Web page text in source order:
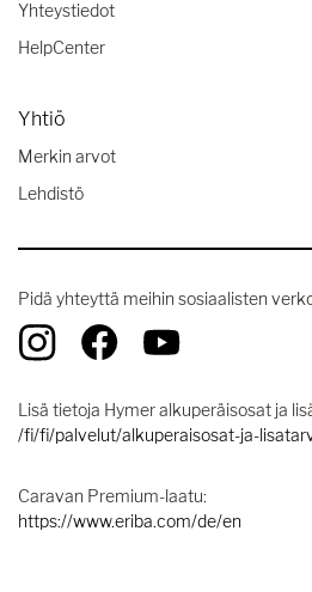
Yhteystiedot
HelpCenter
Yhtiö
Merkin arvot
Lehdistö
Pidä yhteyttä meihin sosiaalisten
Lisä tietoja Hymer alkuperäisosat ja
/fi/fi/palvelut/alkuperaisosat-ja-
Caravan Premium-laatu:
https://www.eriba.com/de/en